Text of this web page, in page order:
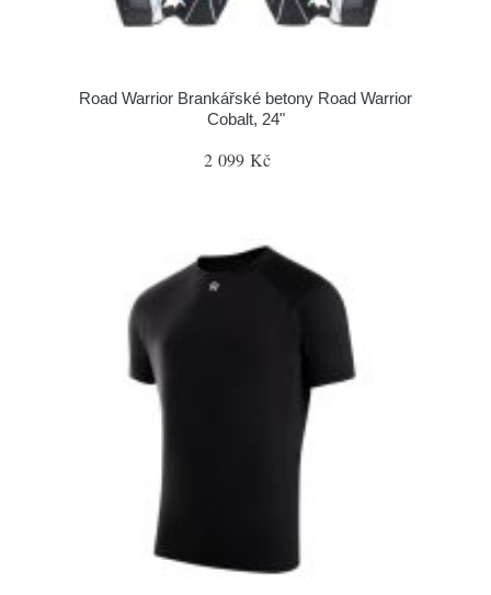
Road Warrior Brankářské betony Road Warrior
Cobalt, 24"
2 099 Kč